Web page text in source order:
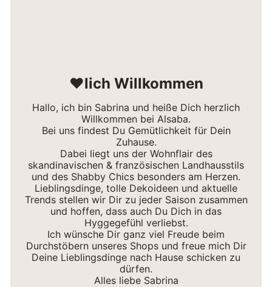
❤lich Willkommen
Hallo, ich bin Sabrina und heiße Dich herzlich
Willkommen bei Alsaba.
Bei uns findest Du Gemütlichkeit für Dein
Zuhause.
Dabei liegt uns der Wohnflair des
skandinavischen & französischen Landhausstils
und des Shabby Chics besonders am Herzen.
Lieblingsdinge, tolle Dekoideen und aktuelle
Trends stellen wir Dir zu jeder Saison zusammen
und hoffen, dass auch Du Dich in das
Hyggegefühl verliebst.
Ich wünsche Dir ganz viel Freude beim
Durchstöbern unseres Shops und freue mich Dir
Deine Lieblingsdinge nach Hause schicken zu
dürfen.
Alles liebe Sabrina